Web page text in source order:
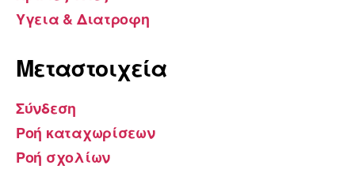
Υγεια & Διατροφη
Μεταστοιχεία
Σύνδεση
Ροή καταχωρίσεων
Ροή σχολίων